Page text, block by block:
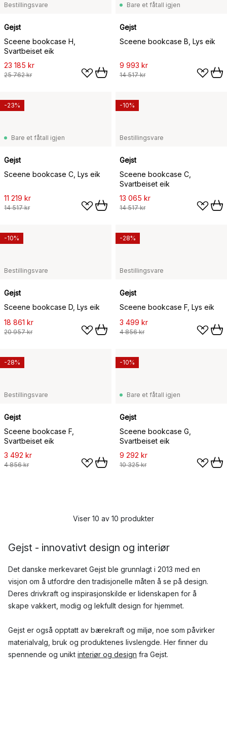
Bestillingsvare
Gejst
Sceene bookcase H,
Svartbeiset eik
23 185 kr
25 762 kr
Bare et fåtall igjen
Gejst
Sceene bookcase B, Lys eik
9 993 kr
14 517 kr
Bare et fåtall igjen
Gejst
Sceene bookcase C, Lys eik
11 219 kr
14 517 kr
-23%
Bestillingsvare
Gejst
Sceene bookcase C,
Svartbeiset eik
13 065 kr
14 517 kr
-10%
Bestillingsvare
Gejst
Sceene bookcase D, Lys eik
18 861 kr
20 957 kr
-10%
Bestillingsvare
Gejst
Sceene bookcase F, Lys eik
3 499 kr
4 856 kr
-28%
Bestillingsvare
Gejst
Sceene bookcase F,
Svartbeiset eik
3 492 kr
4 856 kr
-28%
Bare et fåtall igjen
Gejst
Sceene bookcase G,
Svartbeiset eik
9 292 kr
10 325 kr
-10%
Viser 10 av 10 produkter
Gejst - innovativt design og interiør
Det danske merkevaret Gejst ble grunnlagt i 2013 med en
visjon om å utfordre den tradisjonelle måten å se på design.
Deres drivkraft og inspirasjonskilde er lidenskapen for å
skape vakkert, modig og lekfullt design for hjemmet.
Gejst er også opptatt av bærekraft og miljø, noe som påvirker
materialvalg, bruk og produktenes livslengde. Her finner du
spennende og unikt interiør og design fra Gejst.